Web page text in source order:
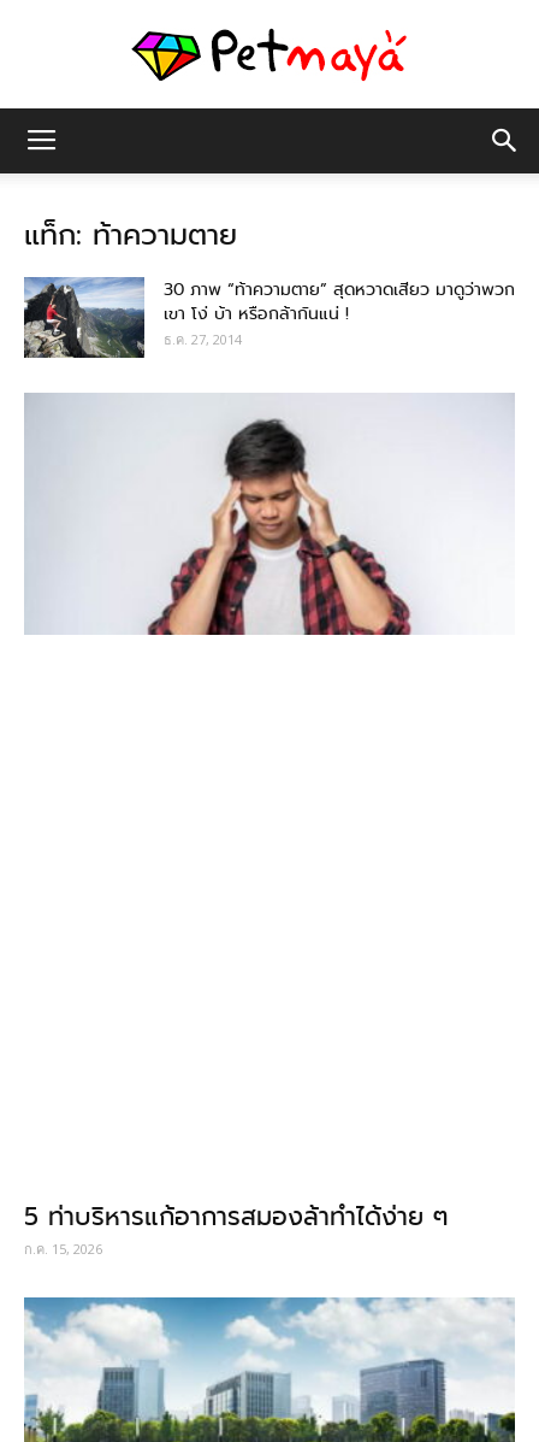
แท็ก: ท้าความตาย
30 ภาพ “ท้าความตาย” สุดหวาดเสียว มาดูว่าพวก
เขา โง่ บ้า หรือกล้ากันแน่ !
ธ.ค. 27, 2014
5 ท่าบริหารแก้อาการสมองล้าทำได้ง่าย ๆ
ก.ค. 15, 2026